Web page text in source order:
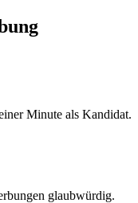
Minute als Kandidat.
glaubwürdig.